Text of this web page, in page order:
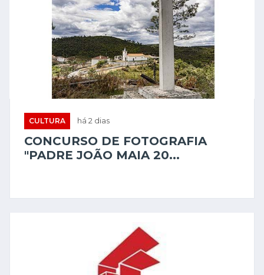
CULTURA há 2 dias
CONCURSO DE FOTOGRAFIA
"PADRE JOÃO MAIA 20...